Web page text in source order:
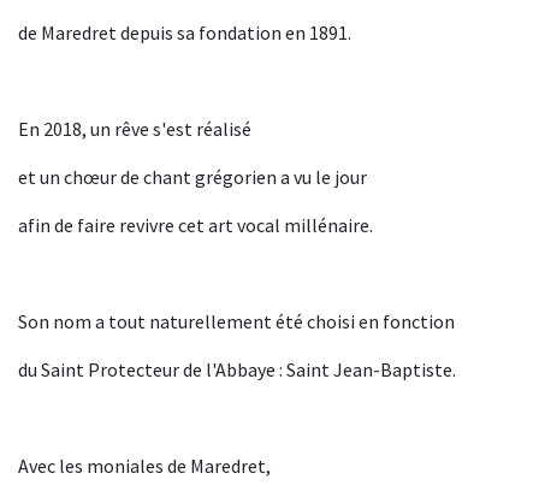
de Maredret depuis sa fondation en 1891.
En 2018, un rêve s'est réalisé
et un chœur de chant grégorien a vu le jour
afin de faire revivre cet art vocal millénaire.
Son nom a tout naturellement été choisi en fonction
du Saint Protecteur de l'Abbaye : Saint Jean-Baptiste.
Avec les moniales de Maredret,